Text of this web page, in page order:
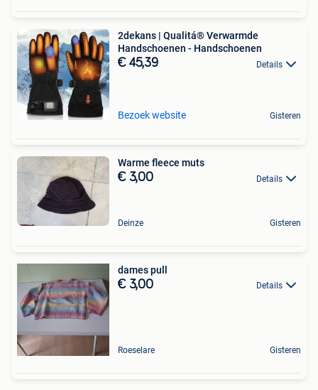
2dekans | Qualitá® Verwarmde
Handschoenen - Handschoenen
€ 45,39 Details
Bezoek website Gisteren
Warme fleece muts
€ 3,00 Details
Deinze Gisteren
dames pull
€ 3,00 Details
Roeselare Gisteren